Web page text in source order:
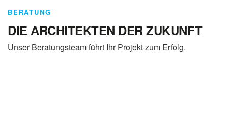
BERATUNG
DIE ARCHITEKTEN DER ZUKUNFT
Unser Beratungsteam führt Ihr Projekt zum Erfolg.